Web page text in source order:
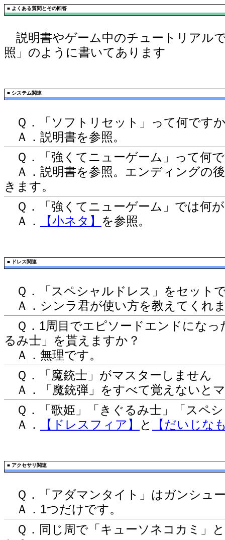
■ よくある質問とその回答
説明書やゲーム中のチュートリアル
照」のように書いてあります
■ システム関連
Ｑ．「ソフトリセット」って何です
Ａ．説明書を参照。
Ｑ．「強くてニューゲーム」って何
Ａ．説明書を参照。エンディングの
きます。
Ｑ．「強くてニューゲーム」では何
Ａ．
【小ネタ】 を参照。
■ ドレス関連
Ｑ．「スペシャルドレス」をセット
Ａ．シンラ君が使い方を教えてくれ
Ｑ．1周目でエピソードエンドになっ
るみ士」を貰えますか？
Ａ．無理です。
Ｑ．「魔銃士」がマスターしません
Ａ．「魔銃弾」をすべて覚えないと
Ｑ．「歌姫」「きぐるみ士」「スペ
Ａ．
【ドレスフィア】 と 【だいじな
■ アクセサリ関連
Ｑ．「アダマンタイト」はガンシュ
Ａ．1つだけです。
Ｑ．同じ周で「キューソネコカミ」